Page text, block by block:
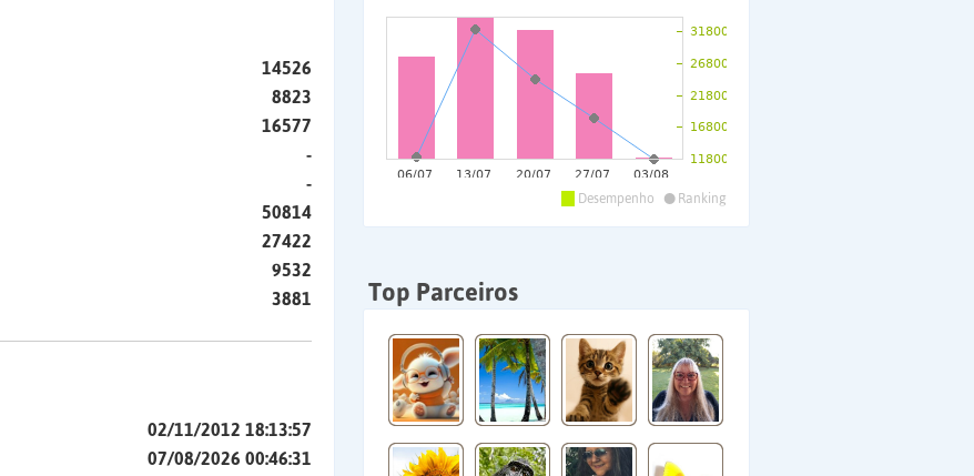
14526
8823
16577
-
-
50814
27422
9532
3881
02/11/2012 18:13:57
07/08/2026 00:46:31
Desempenho •
Ranking
Top Parceiros